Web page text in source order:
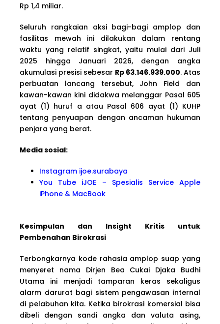
Rp 1,4 miliar.
Seluruh rangkaian aksi bagi-bagi amplop dan
fasilitas mewah ini dilakukan dalam rentang
waktu yang relatif singkat, yaitu mulai dari Juli
2025 hingga Januari 2026, dengan angka
akumulasi presisi sebesar Rp 63.146.939.000. Atas
perbuatan lancang tersebut, John Field dan
kawan-kawan kini didakwa melanggar Pasal 605
ayat (1) huruf a atau Pasal 606 ayat (1) KUHP
tentang penyuapan dengan ancaman hukuman
penjara yang berat.
Media sosial:
Instagram ijoe.surabaya
You Tube iJOE – Spesialis Service Apple
iPhone & MacBook
Kesimpulan dan Insight Kritis untuk
Pembenahan Birokrasi
Terbongkarnya kode rahasia amplop suap yang
menyeret nama Dirjen Bea Cukai Djaka Budhi
Utama ini menjadi tamparan keras sekaligus
alarm darurat bagi sistem pengawasan internal
di pelabuhan kita. Ketika birokrasi komersial bisa
dibeli dengan sandi angka dan valuta asing,